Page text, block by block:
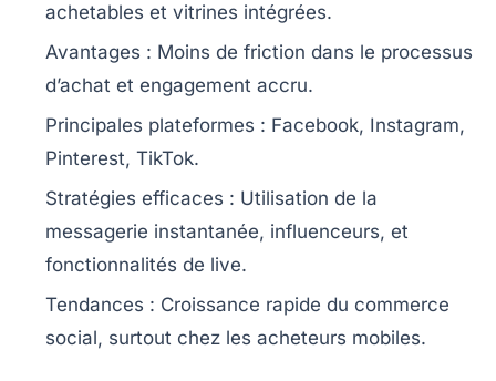
achetables et vitrines intégrées.
Avantages : Moins de friction dans le processus
d’achat et engagement accru.
Principales plateformes : Facebook, Instagram,
Pinterest, TikTok.
Stratégies efficaces : Utilisation de la
messagerie instantanée, influenceurs, et
fonctionnalités de live.
Tendances : Croissance rapide du commerce
social, surtout chez les acheteurs mobiles.